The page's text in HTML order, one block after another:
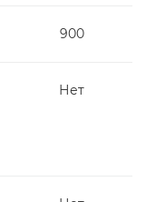
900
Нет